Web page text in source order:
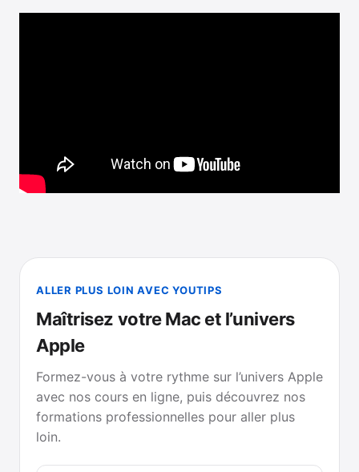
ALLER PLUS LOIN AVEC YOUTIPS
Maîtrisez votre Mac et l’univers
Apple
Formez-vous à votre rythme sur l’univers Apple
avec nos cours en ligne, puis découvrez nos
formations professionnelles pour aller plus
loin.